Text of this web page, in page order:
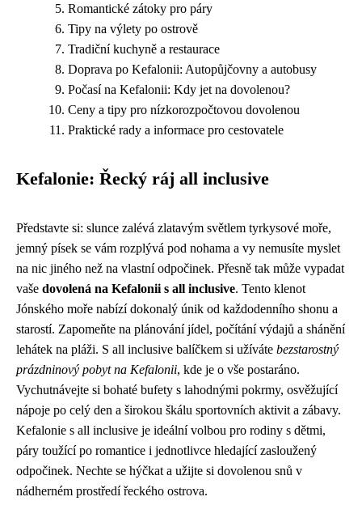
Romantické zátoky pro páry
Tipy na výlety po ostrově
Tradiční kuchyně a restaurace
Doprava po Kefalonii: Autopůjčovny a autobusy
Počasí na Kefalonii: Kdy jet na dovolenou?
Ceny a tipy pro nízkorozpočtovou dovolenou
Praktické rady a informace pro cestovatele
Kefalonie: Řecký ráj all inclusive
Představte si: slunce zalévá zlatavým světlem tyrkysové moře,
jemný písek se vám rozplývá pod nohama a vy nemusíte myslet
na nic jiného než na vlastní odpočinek. Přesně tak může vypadat
vaše dovolená na Kefalonii s all inclusive. Tento klenot
Jónského moře nabízí dokonalý únik od každodenního shonu a
starostí. Zapomeňte na plánování jídel, počítání výdajů a shánění
lehátek na pláži. S all inclusive balíčkem si užíváte bezstarostný
prázdninový pobyt na Kefalonii, kde je o vše postaráno.
Vychutnávejte si bohaté bufety s lahodnými pokrmy, osvěžující
nápoje po celý den a širokou škálu sportovních aktivit a zábavy.
Kefalonie s all inclusive je ideální volbou pro rodiny s dětmi,
páry toužící po romantice i jednotlivce hledající zasloužený
odpočinek. Nechte se hýčkat a užijte si dovolenou snů v
nádherném prostředí řeckého ostrova.